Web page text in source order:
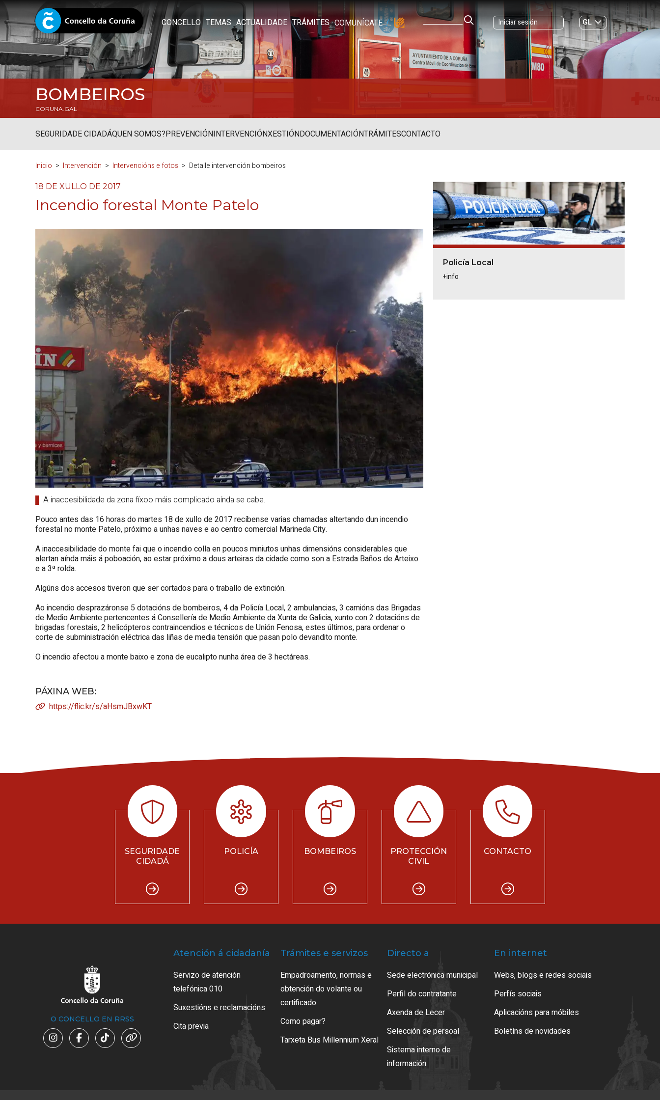
CONCELLO TEMAS ACTUALIDADE TRÁMITES COMUNÍCATE Iniciar sesión
GL
ES|
BOMBEIROS
CORUNA.GAL
SEGURIDADE CIDADÁQUEN SOMOS?PREVENCIÓNINTERVENCIÓNXESTIÓNDOCUMENTACIÓNTRÁMITESCONTACTO
Inicio Intervención Intervencións e fotos Detalle intervención bombeiros
18 DE XULLO DE 2017
Incendio forestal Monte Patelo
A inaccesibilidade da zona fíxoo máis complicado aínda se cabe.
Pouco antes das 16 horas do martes 18 de xullo de 2017 recíbense varias chamadas altertando dun incendio
forestal no monte Patelo, próximo a unhas naves e ao centro comercial Marineda City.
A inaccesibilidade do monte fai que o incendio colla en poucos miniutos unhas dimensións considerables que
alertan aínda máis á poboación, ao estar próximo a dous arteiras da cidade como son a Estrada Baños de Arteixo
e a 3ª rolda.
Algúns dos accesos tiveron que ser cortados para o traballo de extinción.
Ao incendio desprazáronse 5 dotacións de bombeiros, 4 da Policía Local, 2 ambulancias, 3 camións das Brigadas
de Medio Ambiente pertencentes á Consellería de Medio Ambiente da Xunta de Galicia, xunto con 2 dotacións de
brigadas forestais, 2 helicópteros contraincendios e técnicos de Unión Fenosa, estes últimos, para ordenar o
corte de subministración eléctrica das liñas de media tensión que pasan polo devandito monte.
O incendio afectou a monte baixo e zona de eucalipto nunha área de 3 hectáreas.
PÁXINA WEB:
https://flic.kr/s/aHsmJBxwKT
Policía Local
+info
SEGURIDADE
CIDADÁ
POLICÍA BOMBEIROS
PROTECCIÓN
CIVIL
CONTACTO
O CONCELLO EN RRSS
Atención á cidadanía
Servizo de atención
telefónica 010
Suxestións e reclamacións
Cita previa
Trámites e servizos
Empadroamento, normas e
obtención do volante ou
certificado
Como pagar?
Tarxeta Bus Millennium Xeral
Directo a
Sede electrónica municipal
Perfil do contratante
Axenda de Lecer
Selección de persoal
Sistema interno de
información
En internet
Webs, blogs e redes sociais
Perfís sociais
Aplicacións para móbiles
Boletíns de novidades